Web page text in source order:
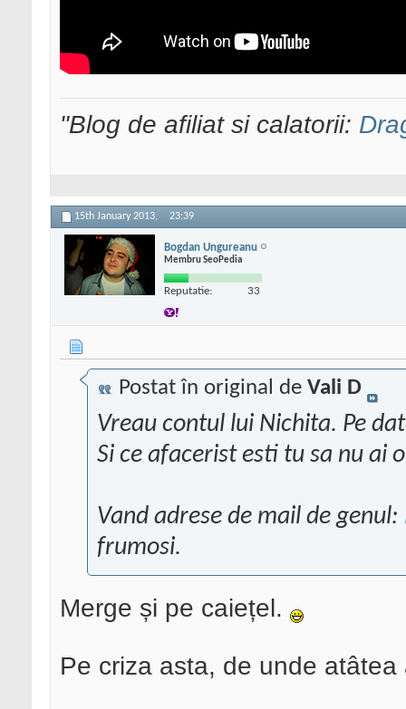
"Blog de afiliat si calatorii:
15th January 2013, 23:39
Bogdan Ungureanu
Membru SeoPedia
Reputatie: 33
Postat în original de Vali D
Vreau contul lui Nichita. Pe
Si ce afacerist esti tu sa nu ai
Vand adrese de mail de genul:
frumosi.
Merge și pe caiețel.
Pe criza asta, de unde